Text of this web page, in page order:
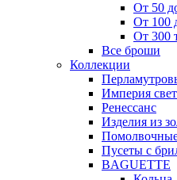
От 50
От 100
От 300
Все броши
Коллекции
Империя
Ренессанс
Изделия из
Пусеты с
BAGUETTE